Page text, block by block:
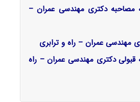
مصاحبه دکتری مهندسی عمران –
مهندسی عمران – راه و ترابری
قبولی دکتری مهندسی عمران – راه